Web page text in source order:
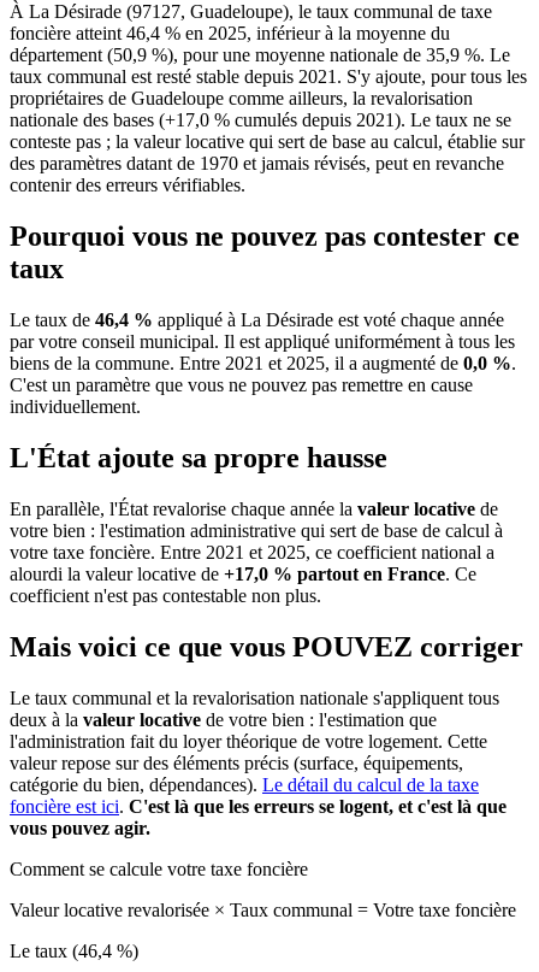
À La Désirade (97127, Guadeloupe), le taux communal de taxe
foncière atteint 46,4 % en 2025, inférieur à la moyenne du
département (50,9 %), pour une moyenne nationale de 35,9 %. Le
taux communal est resté stable depuis 2021. S'y ajoute, pour tous les
propriétaires de Guadeloupe comme ailleurs, la revalorisation
nationale des bases (+17,0 % cumulés depuis 2021). Le taux ne se
conteste pas ; la valeur locative qui sert de base au calcul, établie sur
des paramètres datant de 1970 et jamais révisés, peut en revanche
contenir des erreurs vérifiables.
Pourquoi vous ne pouvez pas contester ce
taux
Le taux de 46,4 % appliqué à La Désirade est voté chaque année
par votre conseil municipal. Il est appliqué uniformément à tous les
biens de la commune. Entre 2021 et 2025, il a augmenté de 0,0 %.
C'est un paramètre que vous ne pouvez pas remettre en cause
individuellement.
L'État ajoute sa propre hausse
En parallèle, l'État revalorise chaque année la valeur locative de
votre bien : l'estimation administrative qui sert de base de calcul à
votre taxe foncière. Entre 2021 et 2025, ce coefficient national a
alourdi la valeur locative de +17,0 % partout en France. Ce
coefficient n'est pas contestable non plus.
Mais voici ce que vous POUVEZ corriger
Le taux communal et la revalorisation nationale s'appliquent tous
deux à la valeur locative de votre bien : l'estimation que
l'administration fait du loyer théorique de votre logement. Cette
valeur repose sur des éléments précis (surface, équipements,
catégorie du bien, dépendances). Le détail du calcul de la taxe
foncière est ici. C'est là que les erreurs se logent, et c'est là que
vous pouvez agir.
Comment se calcule votre taxe foncière
Valeur locative revalorisée × Taux communal = Votre taxe foncière
Le taux (46,4 %)